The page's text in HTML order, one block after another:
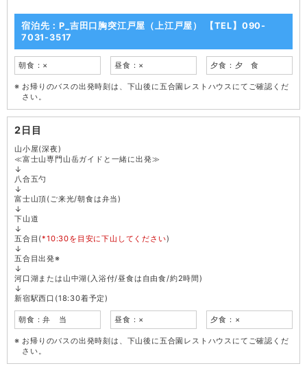
宿泊先：P_吉田口胸突江戸屋（上江戸屋） 【TEL】090-
7031-3517
朝食：× 昼食：× 夕食：夕 食
お帰りのバスの出発時刻は、下山後に五合園レストハウスにてご確認くだ
さい。
2日目
山小屋(深夜)
≪富士山専門山岳ガイドと一緒に出発≫
↓
八合五勺
↓
富士山頂(ご来光/朝食は弁当)
↓
下山道
↓
五合目(*10:30を目安に下山してください)
↓
五合目出発※
↓
河口湖または山中湖(入浴付/昼食は自由食/約2時間)
↓
新宿駅西口(18:30着予定)
朝食：弁 当 昼食：× 夕食：×
お帰りのバスの出発時刻は、下山後に五合園レストハウスにてご確認くだ
さい。